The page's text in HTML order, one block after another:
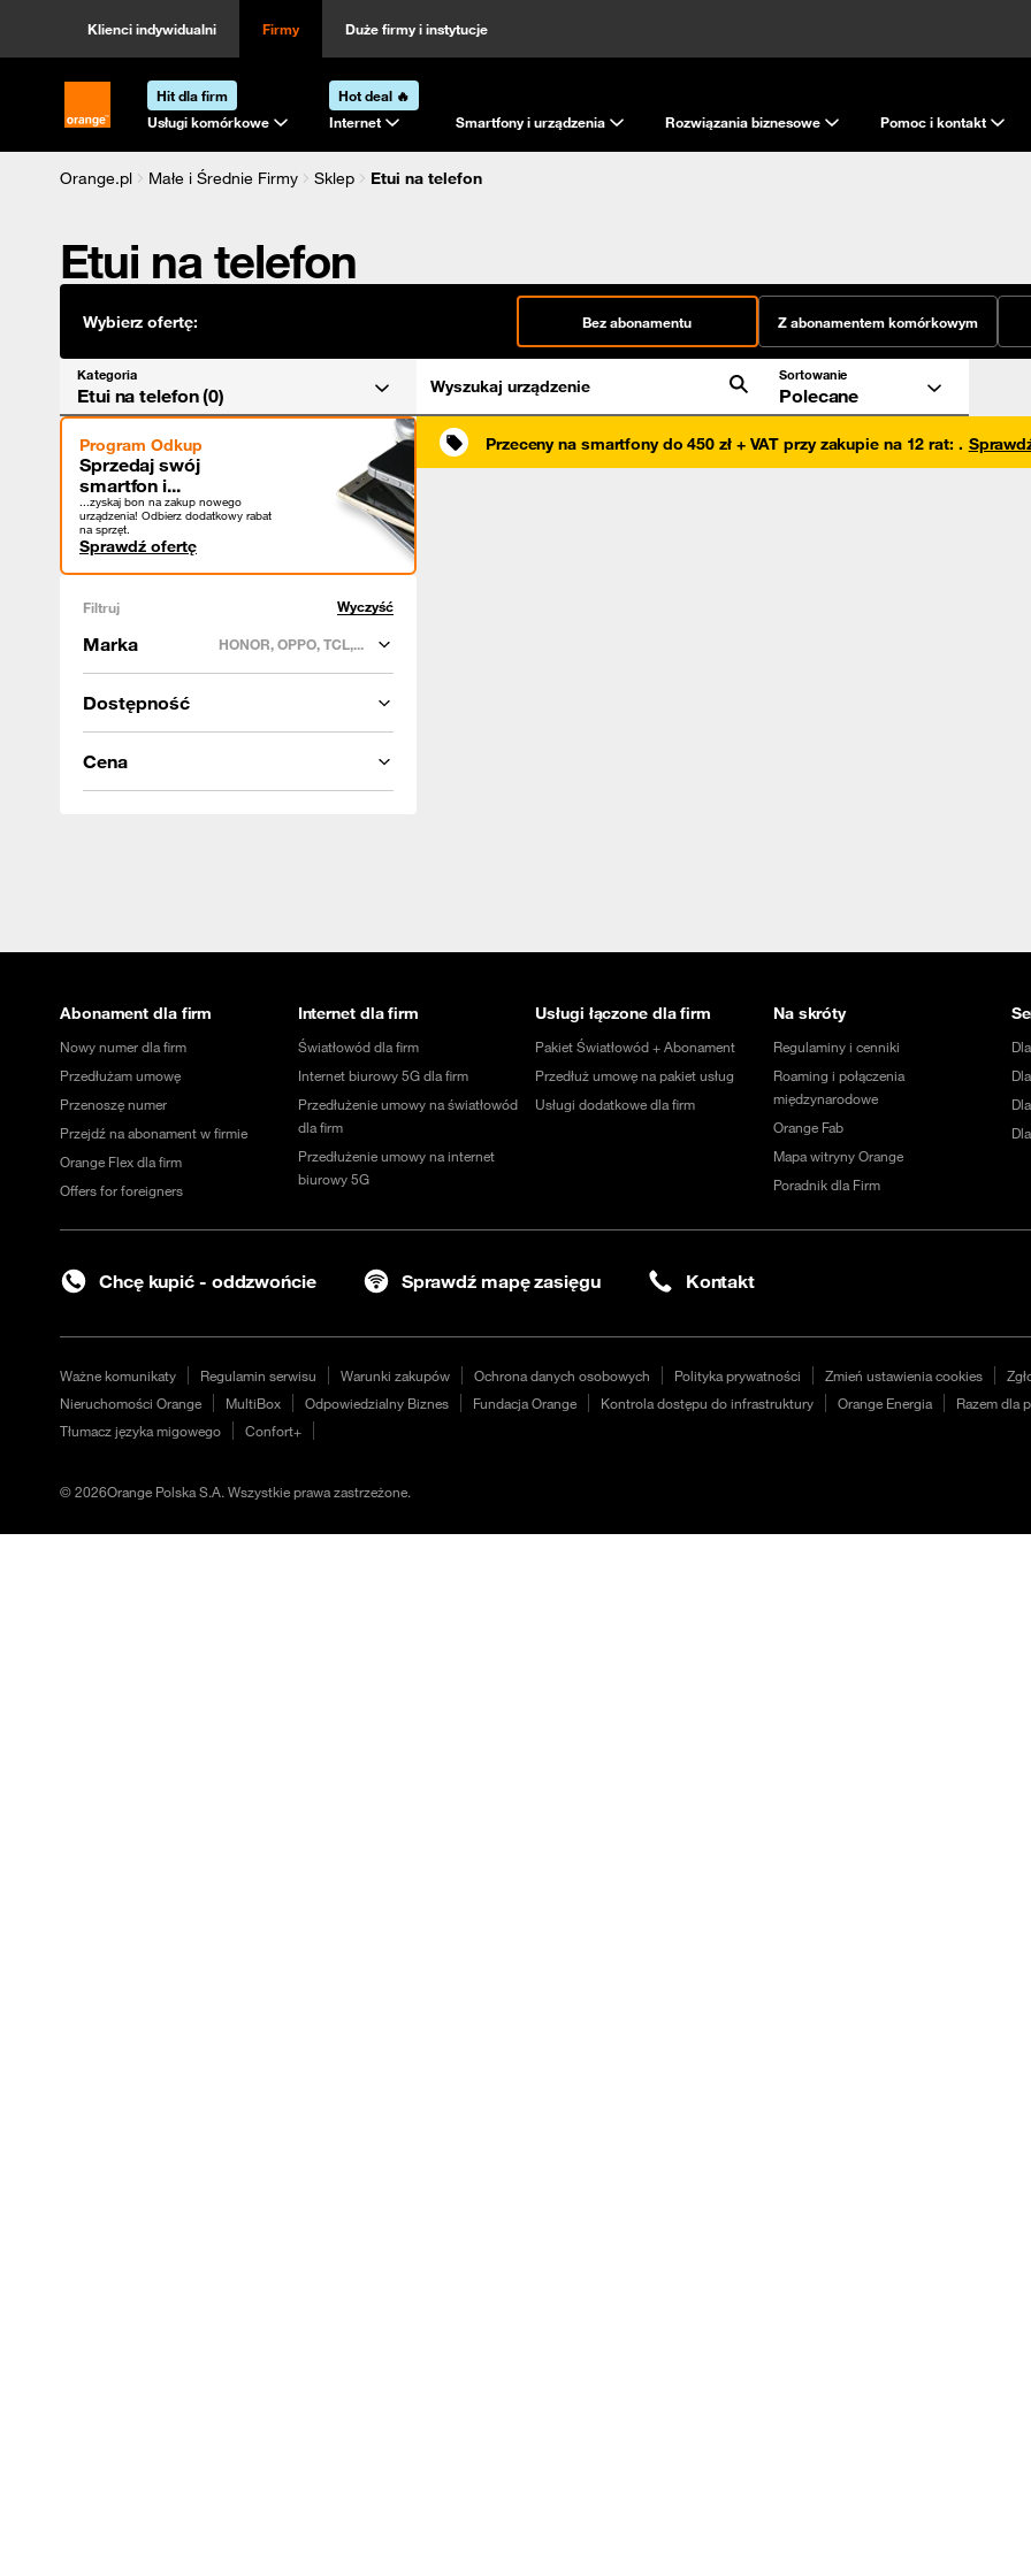
Klienci indywidualni Firmy Duże firmy i instytucje
Strona główna Orange.pl
Hit dla firm
Usługi komórkowe
Hot deal 🔥
Internet
Smartfony i urządzenia Rozwiązania biznesowe Pomoc i kontakt
Orange.pl Małe i Średnie Firmy Sklep
Etui na telefon
Etui na telefon
Wybierz ofertę: Bez abonamentu Z abonamentem komórkowym
Kategoria
Etui na telefon (0) Wyszukaj urządzenie
Sortowanie
Polecane
Program Odkup
Sprzedaj swój
smartfon i...
...zyskaj bon na zakup nowego
urządzenia! Odbierz dodatkowy rabat
na sprzęt.
Sprawdź ofertę
Filtruj Wyczyść
Marka HONOR, OPPO, TCL,...
Dostępność
Cena
Przeceny na smartfony do 450 zł + VAT przy zakupie na 12 rat: .
Abonament dla firm
Nowy numer dla firm
Przedłużam umowę
Przenoszę numer
Przejdź na abonament w firmie
Orange Flex dla firm
Offers for foreigners
Internet dla firm
Światłowód dla firm
Internet biurowy 5G dla firm
Przedłużenie umowy na światłowód
dla firm
Przedłużenie umowy na internet
biurowy 5G
Usługi łączone dla firm
Pakiet Światłowód + Abonament
Przedłuż umowę na pakiet usług
Usługi dodatkowe dla firm
Na skróty
Regulaminy i cenniki
Roaming i połączenia
międzynarodowe
Orange Fab
Mapa witryny Orange
Poradnik dla Firm
Chcę kupić - oddzwońcie Sprawdź mapę zasięgu Kontakt
Ważne komunikaty Regulamin serwisu Warunki zakupów Ochrona danych osobowych Polityka prywatności Zmień ustawienia cookies
Nieruchomości Orange
MultiBox Odpowiedzialny Biznes Fundacja Orange Kontrola dostępu do infrastruktury Orange Energia Razem dla
Tłumacz języka migowego
Confort+
©2026Orange Polska S.A. Wszystkie prawa zastrzeżone.